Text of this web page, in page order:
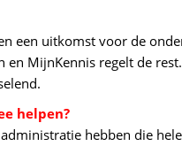
een uitkomst voor de
MijnKennis regelt de
helpen?
hebben die